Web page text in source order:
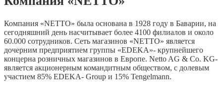
Компания «NETTO» была основана в 1928 году в Баварии, на
сегодняшний день насчитывает более 4100 филиалов и около
60.000 сотрудников. Сеть магазинов «NETTO» является
дочерним предприятием группы «EDEKA»- крупнейшего
концерна розничных магазинов в Европе. Netto AG & Co. KG-
является акционерным командитным обществом, с долевым
участием 85% EDEKA- Group и 15% Tengelmann.